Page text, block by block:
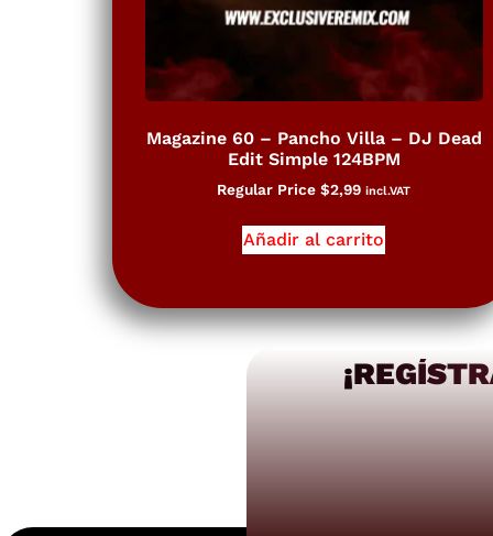
Magazine 60 – Pancho Villa – DJ Dead
Edit Simple 124BPM
Regular Price$2,99 incl.VAT
Añadir al carrito